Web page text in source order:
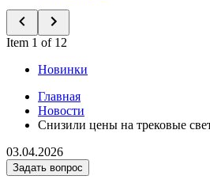
Item 1 of 12
Новинки
Главная
Новости
Снизили цены на трековые
03.04.2026
Задать вопрос